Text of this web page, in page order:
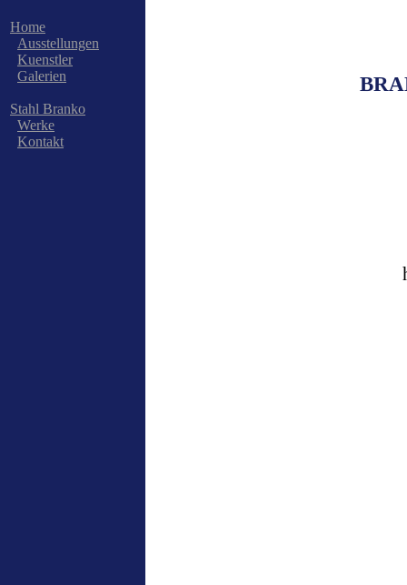
Home
Ausstellungen
Kuenstler
Galerien
Stahl Branko
Werke
Kontakt